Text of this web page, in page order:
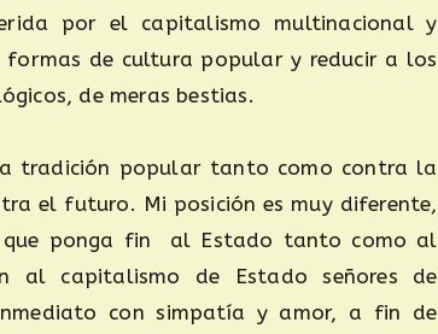
por el capitalismo multinacional y
de cultura popular y reducir a los
de meras bestias.
tradición popular tanto como contra la
el futuro. Mi posición es muy diferente,
que ponga fin al Estado tanto como al
al capitalismo de Estado señores de
con simpatía y amor, a fin de